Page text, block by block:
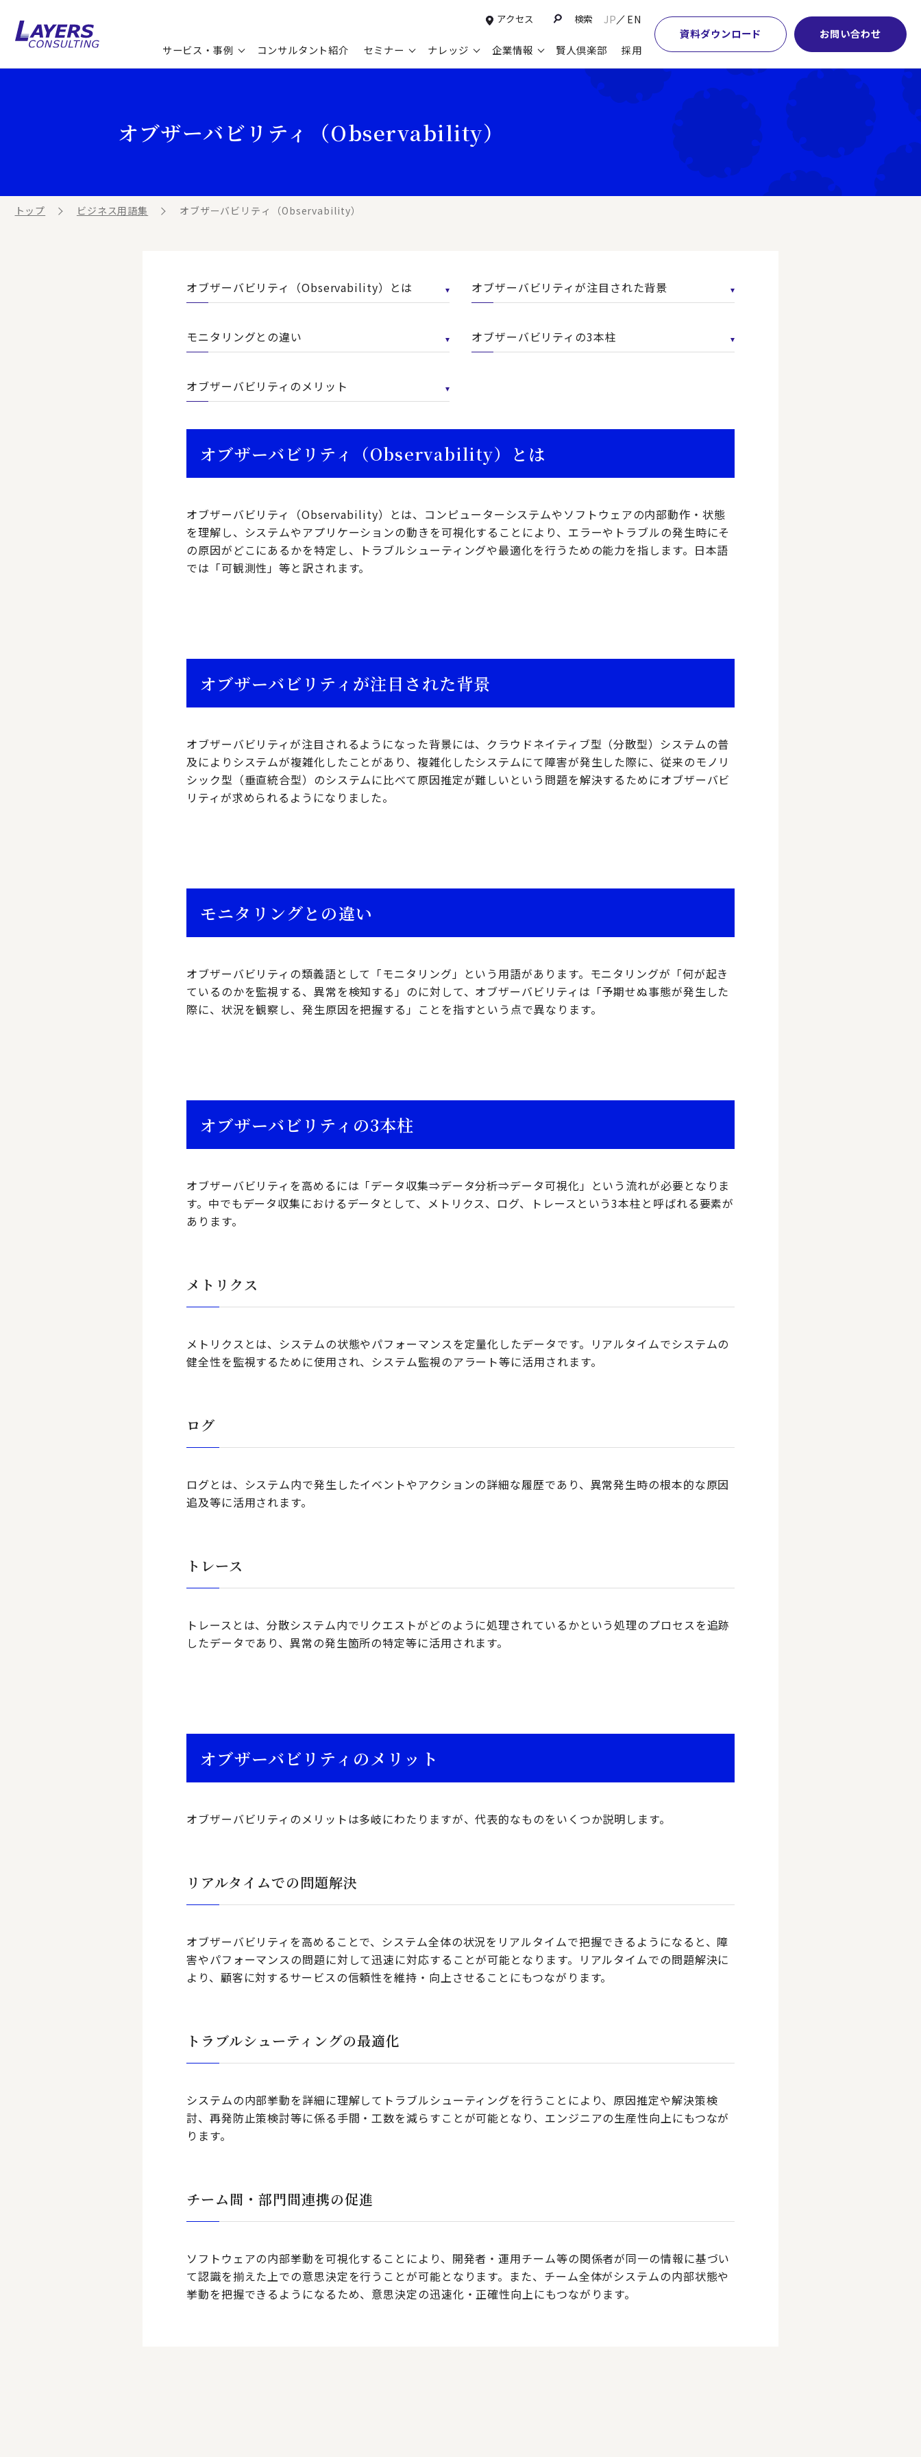
アクセス 検索 JP EN
サービス・事例 コンサルタント紹介 セミナー ナレッジ 企業情報 賢人倶楽部 採用
資料ダウンロード お問い合わせ
コンサルティング事例
新規事業開発・ビジネスモデル変革・
M&A支援
本社・間接業務改革
サプライチェーンマネジメント
物流改革
ヒューマンリソースマネジメント
ビジネスプロセスアウトソーシング
申込み受付中のセミナー
配信中のセミナーアーカイブ
コラム
ビジネステーマ解説集
経営全般
経営企画・事業戦略
人事
営業・マーケティング
設計・開発・生産・調達
【特集】会計システム刷新
【特集】FP＆Aへの旅
お知らせ
会社概要
トップメッセージ
レイヤーズ・コンサルティングの特徴
学術顧問紹介
DE&I推進の取り組み
グループ会社
グローバルネットワーク
パートナーシップ
ニュース
メディア掲載
オブザーバビリティ（Observability）
トップ ビジネス用語集 オブザーバビリティ（Observability）
オブザーバビリティ（Observability）とは オブザーバビリティが注目された背景
モニタリングとの違い オブザーバビリティの3本柱
オブザーバビリティのメリット
オブザーバビリティ（Observability）とは
オブザーバビリティ（Observability）とは、コンピューターシステムやソフトウェアの内部動作・状態
を理解し、システムやアプリケーションの動きを可視化することにより、エラーやトラブルの発生時にそ
の原因がどこにあるかを特定し、トラブルシューティングや最適化を行うための能力を指します。日本語
では「可観測性」等と訳されます。
オブザーバビリティが注目された背景
オブザーバビリティが注目されるようになった背景には、クラウドネイティブ型（分散型）システムの普
及によりシステムが複雑化したことがあり、複雑化したシステムにて障害が発生した際に、従来のモノリ
シック型（垂直統合型）のシステムに比べて原因推定が難しいという問題を解決するためにオブザーバビ
リティが求められるようになりました。
モニタリングとの違い
オブザーバビリティの類義語として「モニタリング」という用語があります。モニタリングが「何が起き
ているのかを監視する、異常を検知する」のに対して、オブザーバビリティは「予期せぬ事態が発生した
際に、状況を観察し、発生原因を把握する」ことを指すという点で異なります。
オブザーバビリティの3本柱
オブザーバビリティを高めるには「データ収集⇒データ分析⇒データ可視化」という流れが必要となりま
す。中でもデータ収集におけるデータとして、メトリクス、ログ、トレースという3本柱と呼ばれる要素が
あります。
メトリクス
メトリクスとは、システムの状態やパフォーマンスを定量化したデータです。リアルタイムでシステムの
健全性を監視するために使用され、システム監視のアラート等に活用されます。
ログ
ログとは、システム内で発生したイベントやアクションの詳細な履歴であり、異常発生時の根本的な原因
追及等に活用されます。
トレース
トレースとは、分散システム内でリクエストがどのように処理されているかという処理のプロセスを追跡
したデータであり、異常の発生箇所の特定等に活用されます。
オブザーバビリティのメリット
オブザーバビリティのメリットは多岐にわたりますが、代表的なものをいくつか説明します。
リアルタイムでの問題解決
オブザーバビリティを高めることで、システム全体の状況をリアルタイムで把握できるようになると、障
害やパフォーマンスの問題に対して迅速に対応することが可能となります。リアルタイムでの問題解決に
より、顧客に対するサービスの信頼性を維持・向上させることにもつながります。
トラブルシューティングの最適化
システムの内部挙動を詳細に理解してトラブルシューティングを行うことにより、原因推定や解決策検
討、再発防止策検討等に係る手間・工数を減らすことが可能となり、エンジニアの生産性向上にもつなが
ります。
チーム間・部門間連携の促進
ソフトウェアの内部挙動を可視化することにより、開発者・運用チーム等の関係者が同一の情報に基づい
て認識を揃えた上での意思決定を行うことが可能となります。また、チーム全体がシステムの内部状態や
挙動を把握できるようになるため、意思決定の迅速化・正確性向上にもつながります。